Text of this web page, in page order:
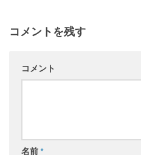
コメントを残す
コメント
名前*